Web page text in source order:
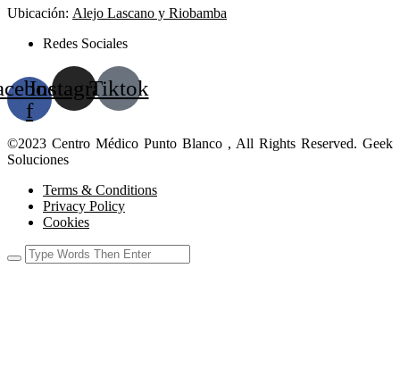
Ubicación: Alejo Lascano y Riobamba
Redes Sociales
f
InstagramTiktok
©2023 Centro Médico Punto Blanco , All Rights Reserved. Geek
Soluciones
Terms & Conditions
Privacy Policy
Cookies